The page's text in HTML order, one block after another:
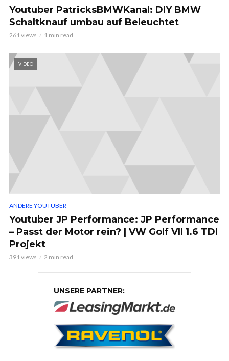
Youtuber PatricksBMWKanal: DIY BMW
Schaltknauf umbau auf Beleuchtet
261 views 1 min read
VIDEO
ANDERE YOUTUBER
Youtuber JP Performance: JP Performance
– Passt der Motor rein? | VW Golf VII 1.6 TDI
Projekt
391 views 2 min read
UNSERE PARTNER: